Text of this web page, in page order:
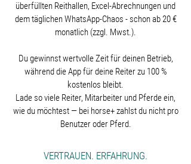
überfüllten Reithallen, Excel-Abrechnungen und
dem täglichen WhatsApp-Chaos - schon ab 20 €
monatlich (zzgl. Mwst.).
Du gewinnst wertvolle Zeit für deinen Betrieb,
während die App für deine Reiter zu 100 %
kostenlos bleibt.
Lade so viele Reiter, Mitarbeiter und Pferde ein,
wie du möchtest — bei horse+ zahlst du nicht pro
Benutzer oder Pferd.
VERTRAUEN. ERFAHRUNG.